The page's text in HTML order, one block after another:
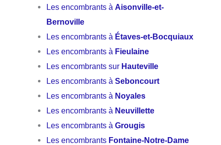
Les encombrants àAisonville-et-
Bernoville
Les encombrants à Étaves-et-Bocquiaux
Les encombrants à Fieulaine
Les encombrants sur Hauteville
Les encombrants àSeboncourt
Les encombrants à Noyales
Les encombrants à Neuvillette
Les encombrants àGrougis
Les encombrants Fontaine-Notre-Dame